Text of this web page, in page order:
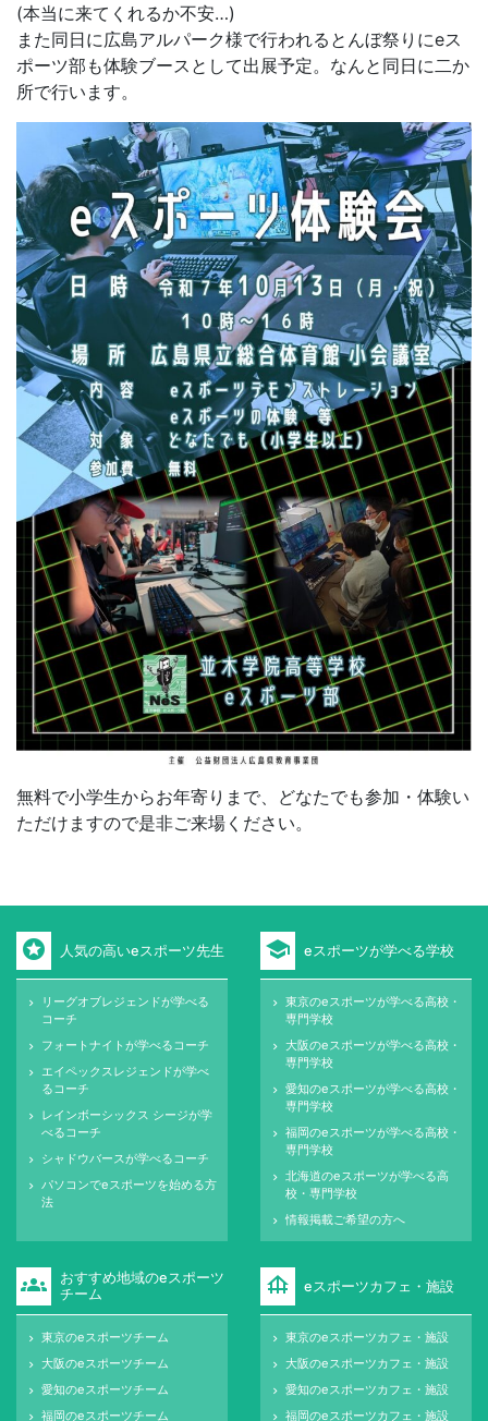
(本当に来てくれるか不安…)
また同日に広島アルパーク様で行われるとんぼ祭りにeス
ポーツ部も体験ブースとして出展予定。なんと同日に二か
所で行います。
無料で小学生からお年寄りまで、どなたでも参加・体験い
ただけますので是非ご来場ください。
stars 人気の高いeスポーツ先生
keyboard_arrow_right
リーグオブレジェンドが学べる
コーチ
keyboard_arrow_right フォートナイトが学べるコーチ
keyboard_arrow_right
エイペックスレジェンドが学べ
るコーチ
keyboard_arrow_right
レインボーシックス シージが学
べるコーチ
keyboard_arrow_right シャドウバースが学べるコーチ
keyboard_arrow_right
パソコンでeスポーツを始める方
法
school eスポーツが学べる学校
keyboard_arrow_right
東京のeスポーツが学べる高校・
専門学校
keyboard_arrow_right
大阪のeスポーツが学べる高校・
専門学校
keyboard_arrow_right
愛知のeスポーツが学べる高校・
専門学校
keyboard_arrow_right
福岡のeスポーツが学べる高校・
専門学校
keyboard_arrow_right
北海道のeスポーツが学べる高
校・専門学校
keyboard_arrow_right 情報掲載ご希望の方へ
groups
おすすめ地域のeスポーツ
チーム
keyboard_arrow_right 東京のeスポーツチーム
keyboard_arrow_right 大阪のeスポーツチーム
keyboard_arrow_right 愛知のeスポーツチーム
keyboard_arrow_right 福岡のeスポーツチーム
foundation eスポーツカフェ・施設
keyboard_arrow_right 東京のeスポーツカフェ・施設
keyboard_arrow_right 大阪のeスポーツカフェ・施設
keyboard_arrow_right 愛知のeスポーツカフェ・施設
keyboard_arrow_right 福岡のeスポーツカフェ・施設